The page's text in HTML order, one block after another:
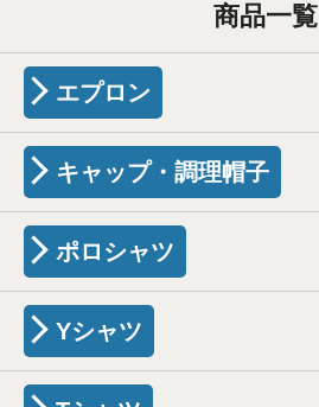
商品一覧
エプロン
キャップ・調理帽子
ポロシャツ
Yシャツ